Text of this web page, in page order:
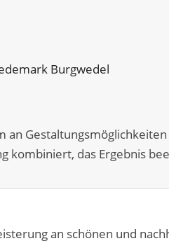
kombiniert, das Ergebnis
an schönen und